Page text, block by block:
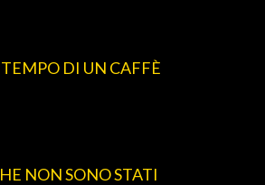
DI UN CAFFÈ
NON SONO STATI